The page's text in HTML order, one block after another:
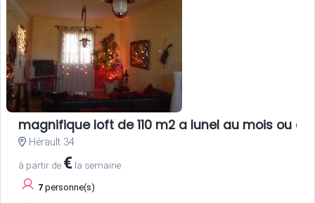
magnifique loft de 110 m2 a lunel au mois ou
Hérault 34
à partir de € la semaine
7 personne(s)